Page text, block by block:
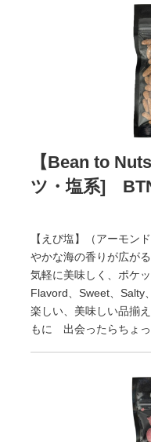
【Bean to
ツ・塩系]
【えび塩】（アーモン
やかな海の香りが広が
気軽に美味しく、ポケ
Flavord、Sweet、Salty
楽しい、美味しい品揃
もに 出会ったらちょ